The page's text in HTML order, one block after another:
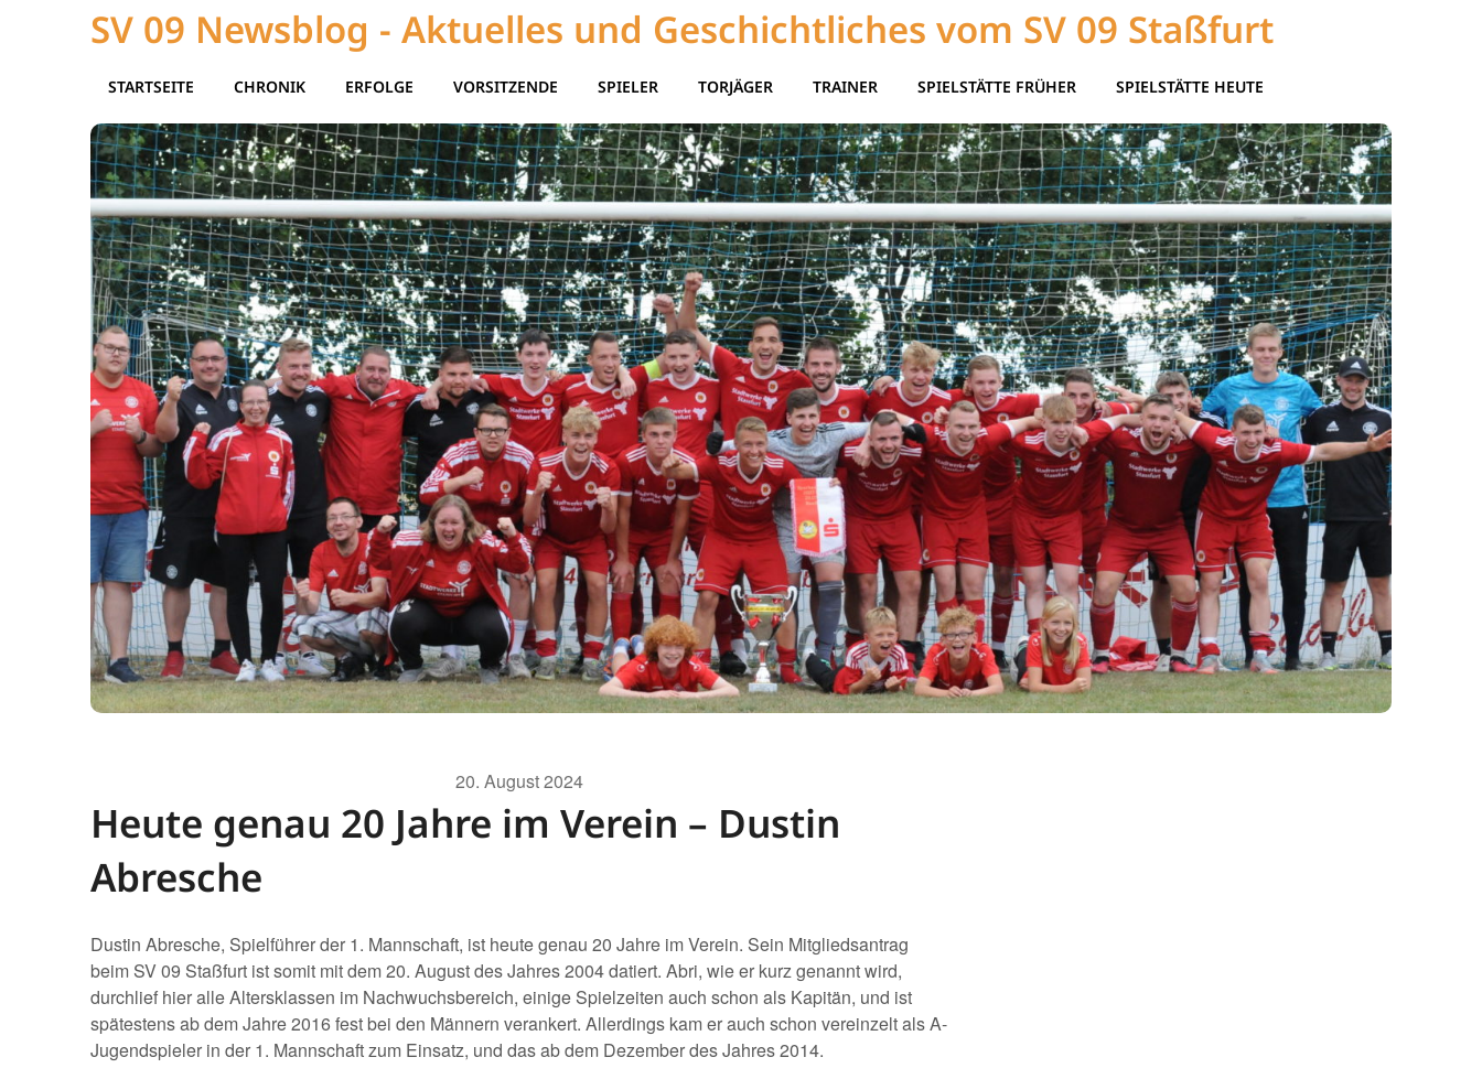
SV 09 Newsblog - Aktuelles und Geschichtliches vom SV 09 Staßfurt
STARTSEITE CHRONIK ERFOLGE VORSITZENDE SPIELER TORJÄGER TRAINER SPIELSTÄTTE FRÜHER SPIELSTÄTTE HEUTE
20. August 2024
Heute genau 20 Jahre im Verein – Dustin
Abresche
Dustin Abresche, Spielführer der 1. Mannschaft, ist heute genau 20 Jahre im Verein. Sein Mitgliedsantrag
beim SV 09 Staßfurt ist somit mit dem 20. August des Jahres 2004 datiert. Abri, wie er kurz genannt wird,
durchlief hier alle Altersklassen im Nachwuchsbereich, einige Spielzeiten auch schon als Kapitän, und ist
spätestens ab dem Jahre 2016 fest bei den Männern verankert. Allerdings kam er auch schon vereinzelt als A-
Jugendspieler in der 1. Mannschaft zum Einsatz, und das ab dem Dezember des Jahres 2014.